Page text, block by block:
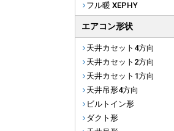
フル暖 XEPHY
エアコン形状
天井カセット4方向
天井カセット2方向
天井カセット1方向
天井吊形4方向
ビルトイン形
ダクト形